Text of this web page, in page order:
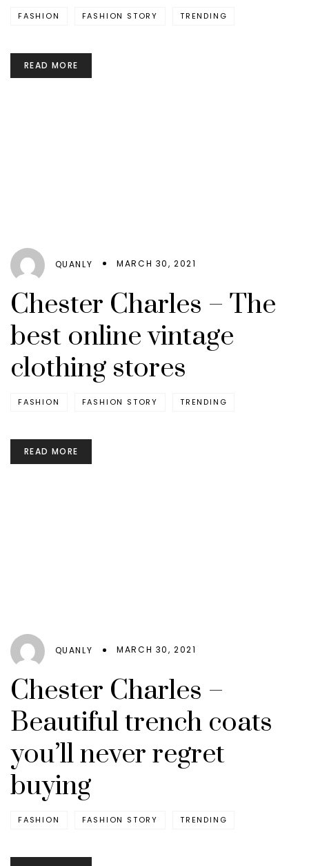
FASHION FASHION STORY TRENDING
READ MORE
QUANLY MARCH 30, 2021
Chester Charles – The
best online vintage
clothing stores
FASHION FASHION STORY TRENDING
READ MORE
QUANLY MARCH 30, 2021
Chester Charles –
Beautiful trench coats
you’ll never regret
buying
FASHION FASHION STORY TRENDING